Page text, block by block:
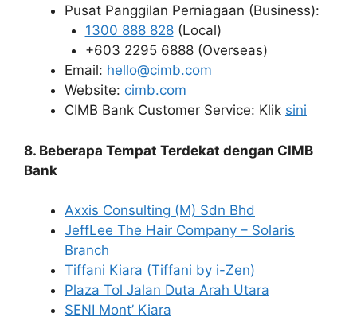
Pusat Panggilan Perniagaan (Business):
1300 888 828(Local)
+603 2295 6888 (Overseas)
Email: hello@cimb.com
Website: cimb.com
CIMB Bank Customer Service: Klik sini
8. Beberapa Tempat Terdekat dengan CIMB
Bank
Axxis Consulting (M) Sdn Bhd
JeffLee The Hair Company – Solaris
Branch
Tiffani Kiara (Tiffani by i-Zen)
Plaza Tol Jalan Duta Arah Utara
SENI Mont’ Kiara